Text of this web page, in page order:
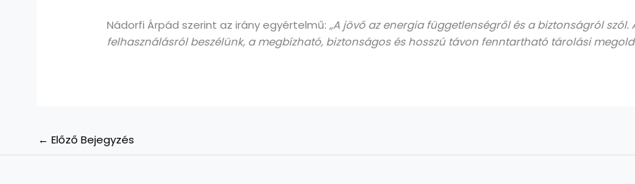
Nádorfi Árpád szerint az irány egyértelmű:„A jövő az energia függetlenségről és a biztonságról
felhasználásról beszélünk, a megbízható, biztonságos és hosszú távon fenntartható tárolási
← Előző Bejegyzés